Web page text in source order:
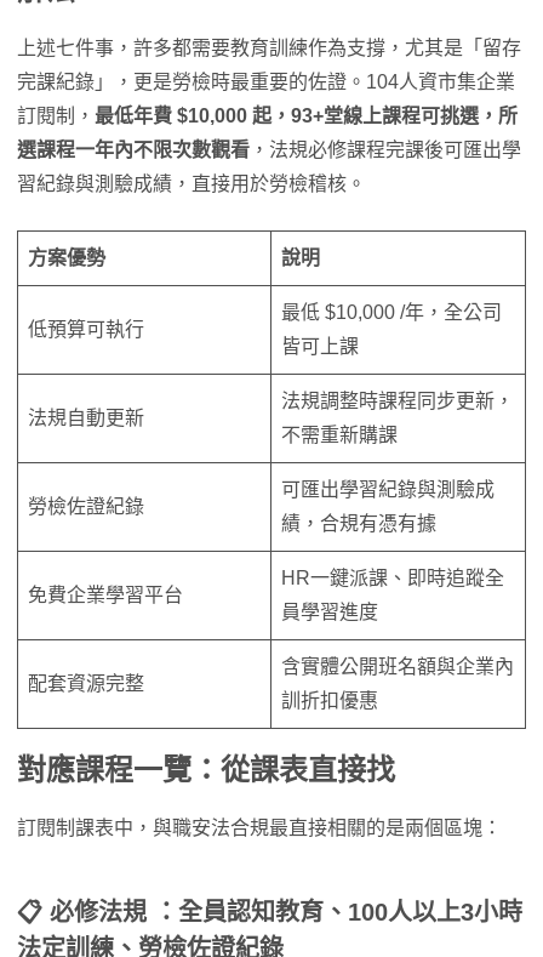
上述七件事，許多都需要教育訓練作為支撐，尤其是「留存
完課紀錄」，更是勞檢時最重要的佐證。104人資市集企業
訂閱制， 最低年費 $10,000 起，93+堂線上課程可挑選，所
選課程一年內不限次數觀看 ，法規必修課程完課後可匯出學
習紀錄與測驗成績，直接用於勞檢稽核。
方案優勢 說明
低預算可執行
最低 $10,000 /年，全公司
皆可上課
法規自動更新
法規調整時課程同步更新，
不需重新購課
勞檢佐證紀錄
可匯出學習紀錄與測驗成
績，合規有憑有據
免費企業學習平台
HR一鍵派課、即時追蹤全
員學習進度
配套資源完整
含實體公開班名額與企業內
訓折扣優惠
對應課程一覽：從課表直接找
訂閱制課表中，與職安法合規最直接相關的是兩個區塊：
📋 必修法規
：全員認知教育、100人以上3小時
法定訓練、勞檢佐證紀錄